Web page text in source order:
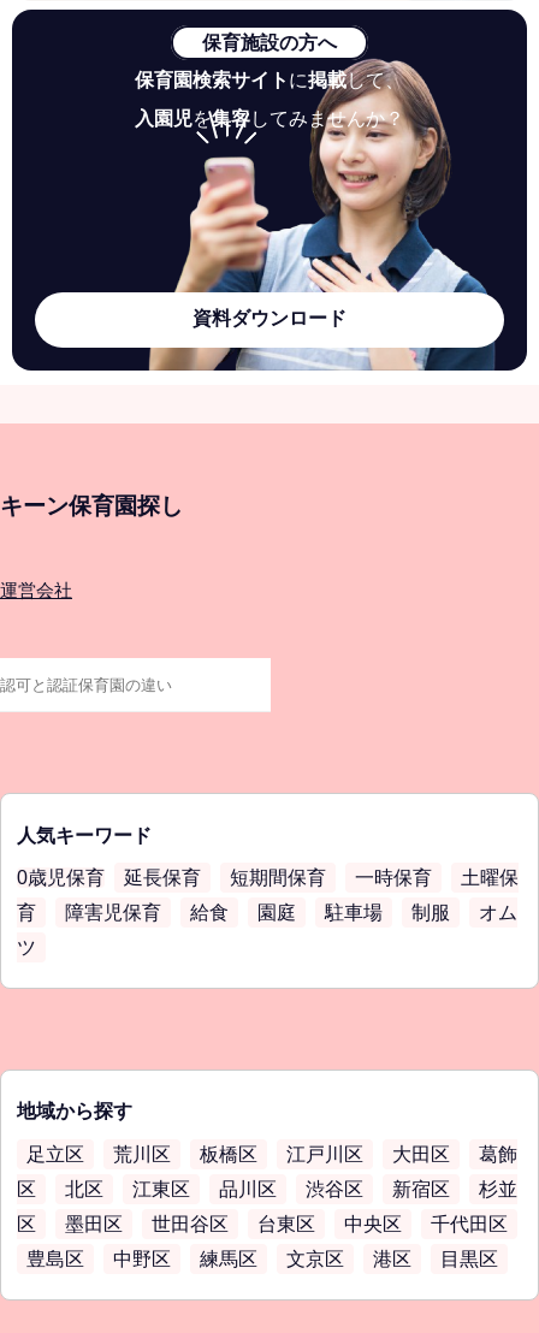
保育施設の方へ
保育園検索サイト に掲載して、
入園児を集客してみませんか？
資料ダウンロード
キーン保育園探し
運営会社
人気キーワード
0歳児保育 延長保育 短期間保育 一時保育
土曜保
育
障害児保育 給食 園庭 駐車場 制服
オム
ツ
地域から探す
足立区 荒川区 板橋区 江戸川区 大田区
葛飾
区
北区 江東区 品川区 渋谷区 新宿区
杉並
区
墨田区 世田谷区 台東区 中央区
千代田区
豊島区
中野区 練馬区 文京区 港区 目黒区